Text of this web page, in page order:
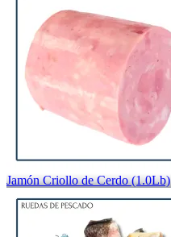
Jamón Criollo de Cerdo (1.0Lb)